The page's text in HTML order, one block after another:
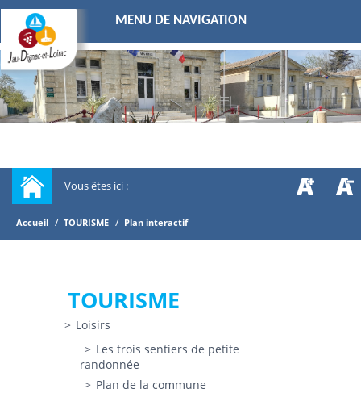
MENU DE NAVIGATION
Vous êtes ici :
Accueil / TOURISME / Plan interactif
TOURISME
Loisirs
Les trois sentiers de petite
randonnée
Plan de la commune